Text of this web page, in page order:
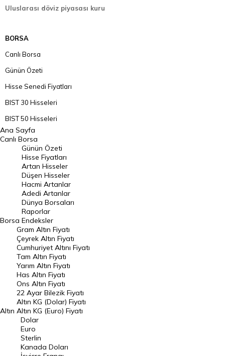
Uluslarası döviz piyasası kuru
BORSA
Canlı Borsa
Günün Özeti
Hisse Senedi Fiyatları
BIST 30 Hisseleri
BIST 50 Hisseleri
BIST 100 Hisseleri
En Çok Artan Hisseler
En Çok Düşen Hisseler
Hacmi Artanlar
Geçmiş Kapanışlar
Dünya Borsaları
Raporlar
Endeksler
DÖVİZ
Döviz Kuru
Dolar Kuru
Euro Kuru
Pound Kuru
Frank Kuru
Ana Sayfa
Canlı Borsa
Borsa
Günün Özeti
Hisse Fiyatları
Artan Hisseler
Düşen Hisseler
Hacmi Artanlar
Adedi Artanlar
Dünya Borsaları
Raporlar
Endeksler
Altın
Gram Altın Fiyatı
Çeyrek Altın Fiyatı
Cumhuriyet Altını Fiyatı
Tam Altın Fiyatı
Yarım Altın Fiyatı
Has Altın Fiyatı
Ons Altın Fiyatı
22 Ayar Bilezik Fiyatı
Altın KG (Dolar) Fiyatı
Altın KG (Euro) Fiyatı
Dolar
Euro
Sterlin
Kanada Doları